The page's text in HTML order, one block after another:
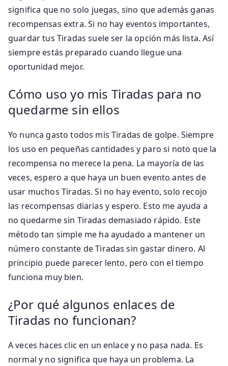
significa que no solo juegas, sino que además ganas
recompensas extra. Si no hay eventos importantes,
guardar tus Tiradas suele ser la opción más lista. Así
siempre estás preparado cuando llegue una
oportunidad mejor.
Cómo uso yo mis Tiradas para no
quedarme sin ellos
Yo nunca gasto todos mis Tiradas de golpe. Siempre
los uso en pequeñas cantidades y paro si noto que la
recompensa no merece la pena. La mayoría de las
veces, espero a que haya un buen evento antes de
usar muchos Tiradas. Si no hay evento, solo recojo
las recompensas diarias y espero. Esto me ayuda a
no quedarme sin Tiradas demasiado rápido. Este
método tan simple me ha ayudado a mantener un
número constante de Tiradas sin gastar dinero. Al
principio puede parecer lento, pero con el tiempo
funciona muy bien.
¿Por qué algunos enlaces de
Tiradas no funcionan?
A veces haces clic en un enlace y no pasa nada. Es
normal y no significa que haya un problema. La